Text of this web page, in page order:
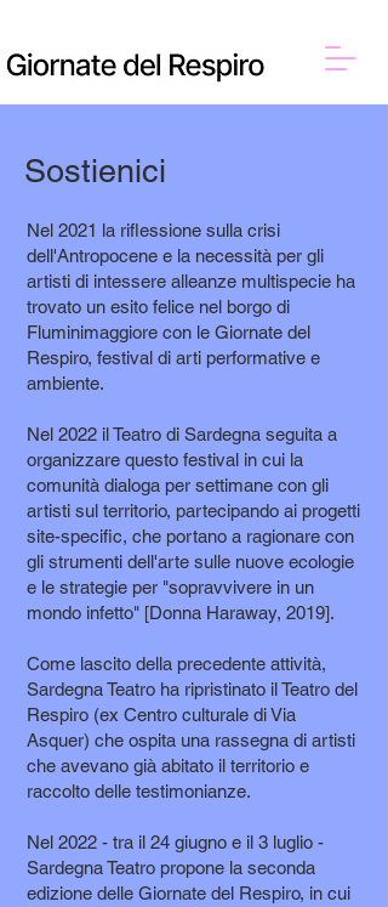
Sostienici
Nel 2021 la riflessione sulla crisi
dell'Antropocene e la necessità per gli
artisti di intessere alleanze multispecie ha
trovato un esito felice nel borgo di
Fluminimaggiore con le Giornate del
Respiro, festival di arti performative e
ambiente.
Nel 2022 il Teatro di Sardegna seguita a
organizzare questo festival in cui la
comunità dialoga per settimane con gli
artisti sul territorio, partecipando ai progetti
site-specific, che portano a ragionare con
gli strumenti dell'arte sulle nuove ecologie
e le strategie per "sopravvivere in un
mondo infetto" [Donna Haraway, 2019].
Come lascito della precedente attività,
Sardegna Teatro ha ripristinato il Teatro del
Respiro (ex Centro culturale di Via
Asquer) che ospita una rassegna di artisti
che avevano già abitato il territorio e
raccolto delle testimonianze.
Nel 2022 - tra il 24 giugno e il 3 luglio -
Sardegna Teatro propone la seconda
edizione delle Giornate del Respiro, in cui